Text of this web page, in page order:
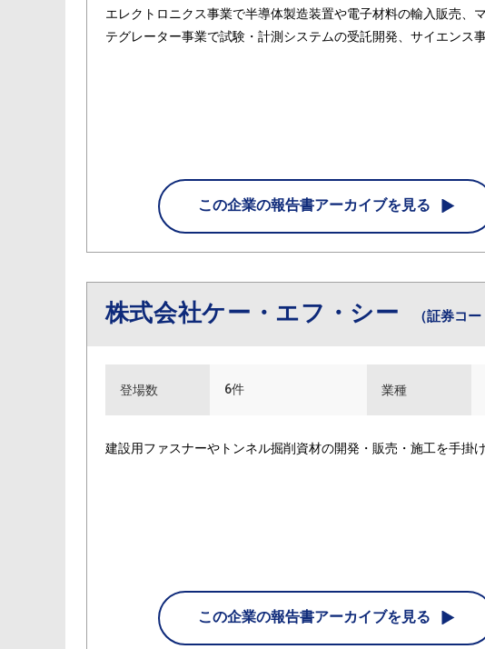
エレクトロニクス事業で半導体製造装置や電子材料の輸入販売
テグレーター事業で試験・計測システムの受託開発、サイエンス
この企業の報告書アーカイブを見る
株式会社ケー・エフ・シー （証券コー
登場数 6件 業種
建設用ファスナーやトンネル掘削資材の開発・販売・施工を手掛
この企業の報告書アーカイブを見る